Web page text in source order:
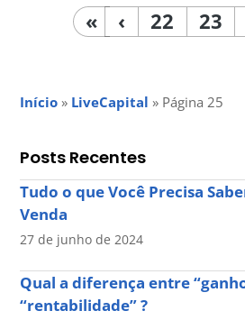
« ‹ 22 23
Início » LiveCapital » Página 25
Posts Recentes
Tudo o que Você Precisa
Venda
27 de junho de 2024
Qual a diferença entre
“rentabilidade” ?